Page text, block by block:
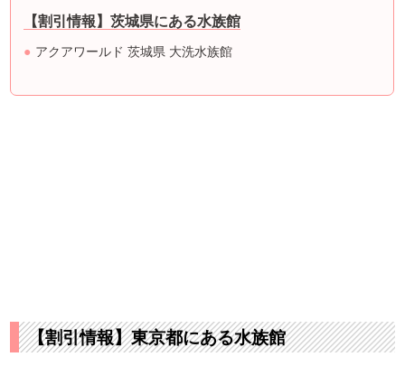
【割引情報】茨城県にある水族館
アクアワールド 茨城県 大洗水族館
【割引情報】東京都にある水族館